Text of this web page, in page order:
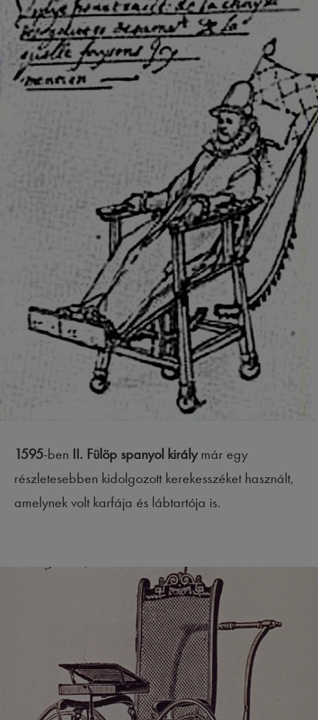
1595-ben II. Fülöp spanyol királymár egy
részletesebben kidolgozott kerekesszéket használt,
amelynek volt karfája és lábtartója is.